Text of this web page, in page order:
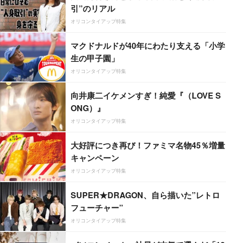
引”のリアル
オリコンタイアップ特集
マクドナルドが40年にわたり支える「小学
生の甲子園」
オリコンタイアップ特集
向井康二イケメンすぎ！純愛『（LOVE S
ONG）』
オリコンタイアップ特集
大好評につき再び！ファミマ名物45％増量
キャンペーン
オリコンタイアップ特集
SUPER★DRAGON、自ら描いた”レトロ
フューチャー”
オリコンタイアップ特集